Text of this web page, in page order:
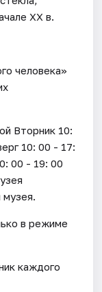
XX в.
человека»
Вторник 10:
10: 00 - 17:
00 - 19: 00
музея.
в режиме
каждого